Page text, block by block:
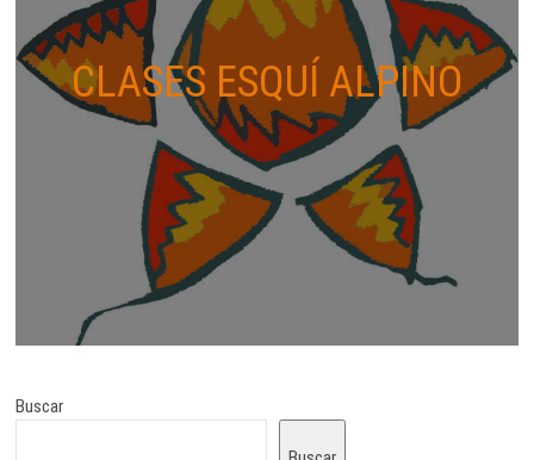
CLASES ESQUÍ ALPINO
Buscar